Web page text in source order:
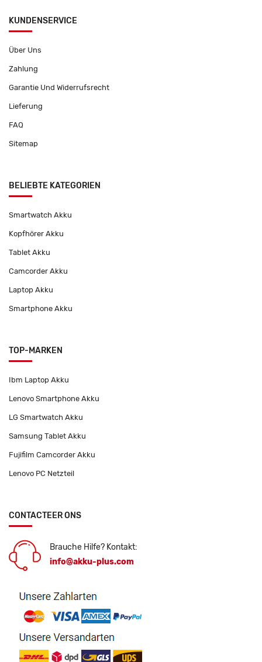
KUNDENSERVICE
Über Uns
Zahlung
Garantie Und Widerrufsrecht
Lieferung
FAQ
Sitemap
BELIEBTE KATEGORIEN
Smartwatch Akku
Kopfhörer Akku
Tablet Akku
Camcorder Akku
Laptop Akku
Smartphone Akku
TOP-MARKEN
Ibm Laptop Akku
Lenovo Smartphone Akku
LG Smartwatch Akku
Samsung Tablet Akku
Fujifilm Camcorder Akku
Lenovo PC Netzteil
CONTACTEER ONS
Brauche Hilfe? Kontakt:
info@akku-plus.com